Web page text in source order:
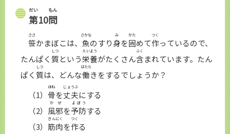
第
だい
10問
もん
笹
ささ
かまぼこは、 魚
さかな
のすり身
み
を固
かた
めて作
つく
っているので、
たんぱく 質
しつ
という栄養
えいよう
がたくさん含
ふく
まれています。たん
ぱく 質
しつ
は、どんな働
はたら
きをするでしょうか？
（1） 骨
ほね
を丈夫
じょうぶ
にする
（2） 風邪
かぜ
を予防
よぼう
する
（3） 筋肉
きんにく
を作
つく
る